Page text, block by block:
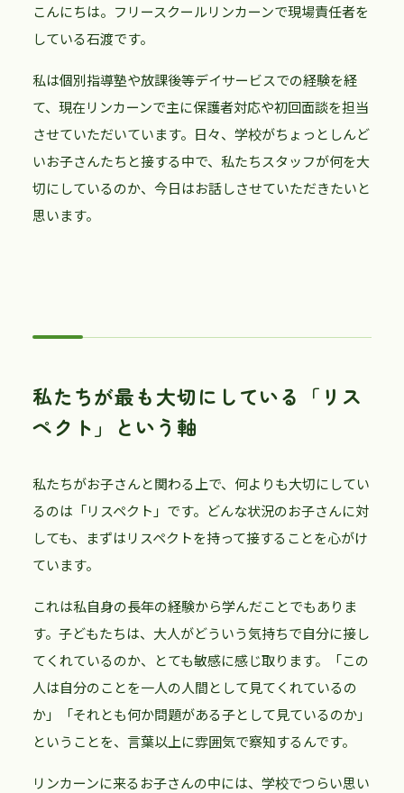
こんにちは。フリースクールリンカーンで現場責任者を
している石渡です。
私は個別指導塾や放課後等デイサービスでの経験を経
て、現在リンカーンで主に保護者対応や初回面談を担当
させていただいています。日々、学校がちょっとしんど
いお子さんたちと接する中で、私たちスタッフが何を大
切にしているのか、今日はお話しさせていただきたいと
思います。
私たちが最も大切にしている「リス
ペクト」という軸
私たちがお子さんと関わる上で、何よりも大切にしてい
るのは「リスペクト」です。どんな状況のお子さんに対
しても、まずはリスペクトを持って接することを心がけ
ています。
これは私自身の長年の経験から学んだことでもありま
す。子どもたちは、大人がどういう気持ちで自分に接し
てくれているのか、とても敏感に感じ取ります。「この
人は自分のことを一人の人間として見てくれているの
か」「それとも何か問題がある子として見ているのか」
ということを、言葉以上に雰囲気で察知するんです。
リンカーンに来るお子さんの中には、学校でつらい思い